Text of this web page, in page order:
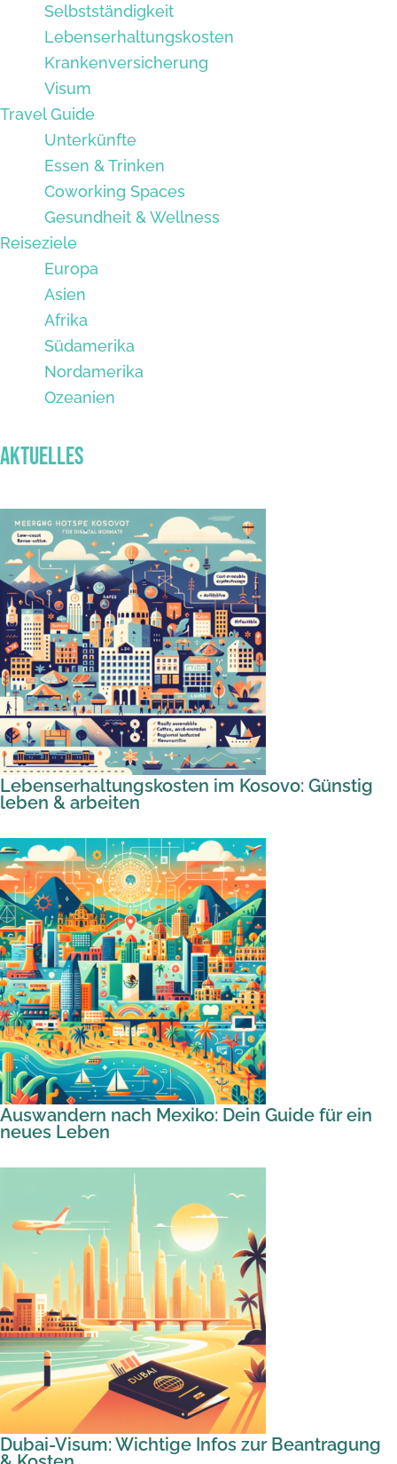
Selbstständigkeit
Lebenserhaltungskosten
Krankenversicherung
Visum
Travel Guide
Unterkünfte
Essen & Trinken
Coworking Spaces
Gesundheit & Wellness
Reiseziele
Europa
Asien
Afrika
Südamerika
Nordamerika
Ozeanien
Aktuelles
Lebenserhaltungskosten im Kosovo: Günstig
leben & arbeiten
Auswandern nach Mexiko: Dein Guide für ein
neues Leben
Dubai-Visum: Wichtige Infos zur Beantragung